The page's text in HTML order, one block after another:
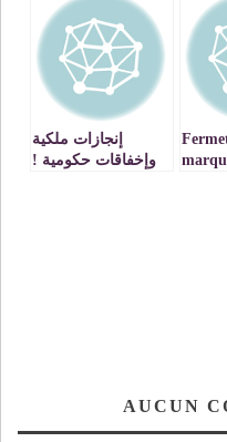
إنجازات ملكية
وإخفاقات حكومية !
AUCUN